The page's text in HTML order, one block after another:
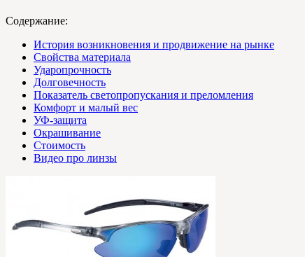
Содержание:
История возникновения и продвижение на рынке
Свойства материала
Ударопрочность
Долговечность
Показатель светопропускания и преломления
Комфорт и малый вес
УФ-защита
Окрашивание
Стоимость
Видео про линзы